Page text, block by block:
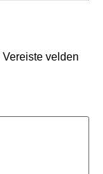
Vereiste velden